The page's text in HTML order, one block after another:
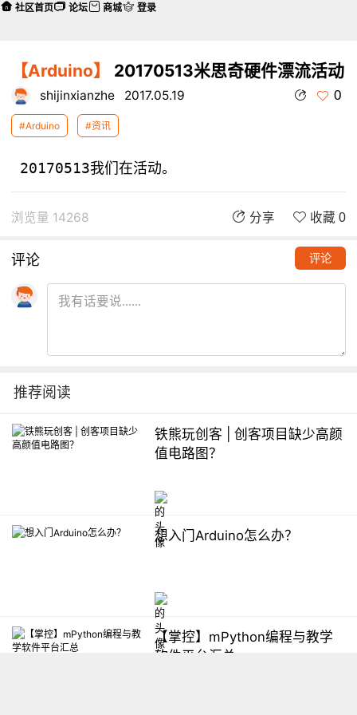
【Arduino】 20170513米思奇硬件漂流活动
shijinxianzhe 2017.05.19 0
#Arduino #资讯
浏览量 14268 分享 收藏 0
评论 评论
推荐阅读
铁熊玩创客 | 创客项目缺少高颜
值电路图？
想入门Arduino怎么办？
【掌控】mPython编程与教学
软件平台汇总
社区首页 论坛 商城 登录